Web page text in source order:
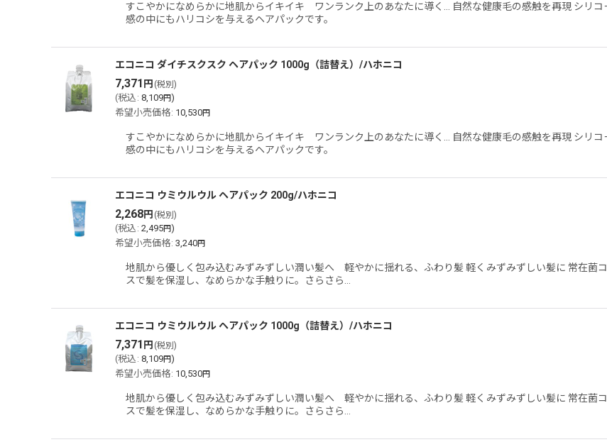
すこやかになめらかに地肌からイキイキ ワンランク上のあなたに導く… 自然な健康毛の感触を再現 シリコ
感の中にもハリコシを与えるヘアパックです。
エコニコ ダイチスクスク ヘアパック 1000g（詰替え）/ハホニコ
7,371 円 (税別)
(税込 : 8,109円)
希望小売価格: 10,530円
すこやかになめらかに地肌からイキイキ ワンランク上のあなたに導く… 自然な健康毛の感触を再現 シリコ
感の中にもハリコシを与えるヘアパックです。
エコニコ ウミウルウル ヘアパック 200g/ハホニコ
2,268円 (税別)
(税込 : 2,495円)
希望小売価格: 3,240円
地肌から優しく包み込むみずみずしい潤い髪へ 軽やかに揺れる、ふわり髪 軽くみずみずしい髪に 常在菌
スで髪を保湿し、なめらかな手触りに。さらさら…
エコニコ ウミウルウル ヘアパック 1000g（詰替え）/ハホニコ
7,371 円 (税別)
(税込 : 8,109円)
希望小売価格: 10,530円
地肌から優しく包み込むみずみずしい潤い髪へ 軽やかに揺れる、ふわり髪 軽くみずみずしい髪に 常在菌
スで髪を保湿し、なめらかな手触りに。さらさら…